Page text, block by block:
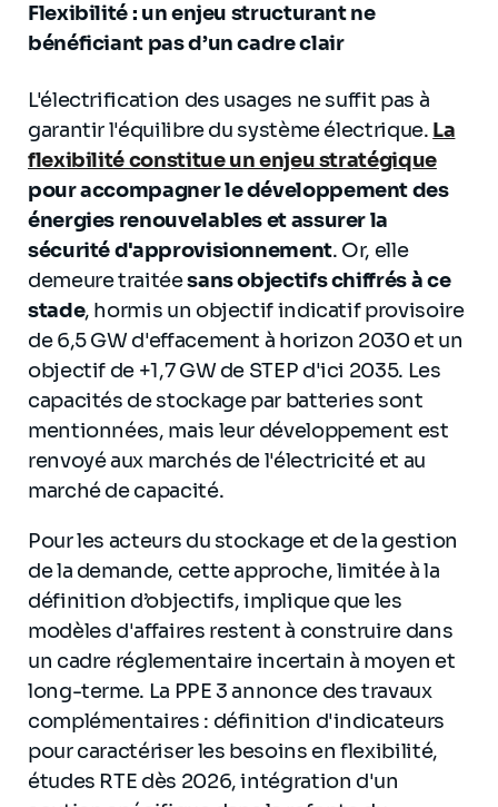
Flexibilité : un enjeu structurant ne
bénéficiant pas d’un cadre clair
L'électrification des usages ne suffit pas à
garantir l'équilibre du système électrique. La
flexibilité constitue un enjeu stratégique
pour accompagner le développement des
énergies renouvelables et assurer la
sécurité d'approvisionnement. Or, elle
demeure traitéesans objectifs chiffrés à ce
stade, hormis un objectif indicatif provisoire
de 6,5 GW d'effacement à horizon 2030 et un
objectif de +1,7 GW de STEP d'ici 2035. Les
capacités de stockage par batteries sont
mentionnées, mais leur développement est
renvoyé aux marchés de l'électricité et au
marché de capacité.
Pour les acteurs du stockage et de la gestion
de la demande, cette approche, limitée à la
définition d’objectifs, implique que les
modèles d'affaires restent à construire dans
un cadre réglementaire incertain à moyen et
long-terme. La PPE 3 annonce des travaux
complémentaires : définition d'indicateurs
pour caractériser les besoins en flexibilité,
études RTE dès 2026, intégration d'un